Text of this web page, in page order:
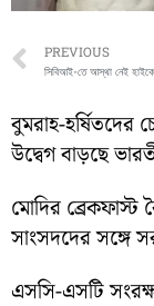
Prev
PREVIOUS
সিবিআই-তে আস্থা নেই
বুমরাহ-হর্ষিতদের
উদ্বেগ বাড়ছে
মোদির ব্রেকফাস্ট
সাংসদদের সঙ্গে
এসসি-এসটি